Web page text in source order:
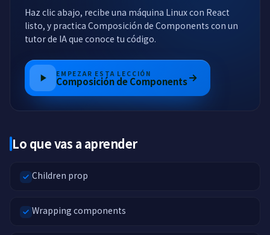
Haz clic abajo, recibe una máquina Linux con React
listo, y practica Composición de Components con un
tutor de IA que conoce tu código.
EMPEZAR ESTA LECCIÓN
Composición de Components
Lo que vas a aprender
Children prop
Wrapping components